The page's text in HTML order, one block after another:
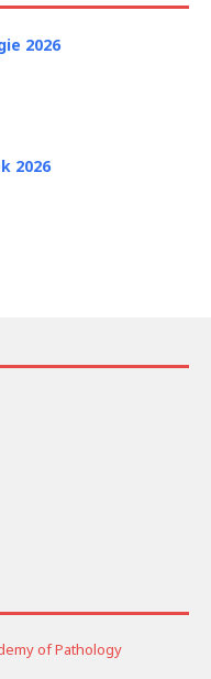
2026
2026
of Pathology